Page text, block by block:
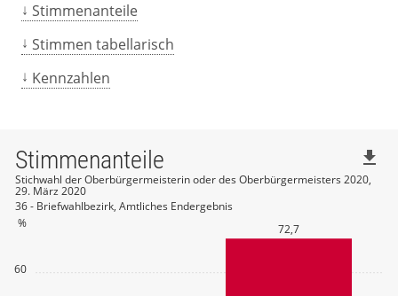
Stimmenanteile
Stimmen tabellarisch
Kennzahlen
60
% 72,7
Stimmenanteile
Stichwahl der Oberbürgermeisterin oder des Oberbürgermeisters 2020,
29. März 2020
36 - Briefwahlbezirk, Amtliches Endergebnis
file_download